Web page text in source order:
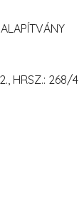
HRSZ.: 268/4